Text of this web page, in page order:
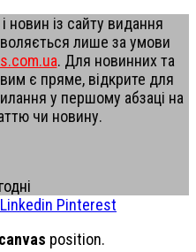
новин із сайту видання
лише за умови
. Для новинних та
є пряме, відкрите для
у першому абзаці на
чи новину.
Linkedin Pinterest
position.